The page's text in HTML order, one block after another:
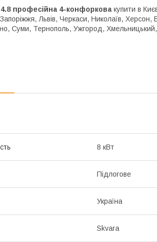
професійна 4-конфоркова купити в
Львів, Черкаси, Николаїв,
Суми, Тернополь, Ужгород,
8 кВт
Підлогове
Україна
Skvara